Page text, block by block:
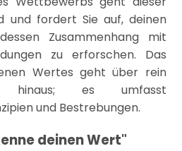
und fordert Sie auf, deinen
Zusammenhang mit
zu erforschen. Das
Wertes geht über rein
hinaus; es umfasst
und Bestrebungen.
deinen Wert"